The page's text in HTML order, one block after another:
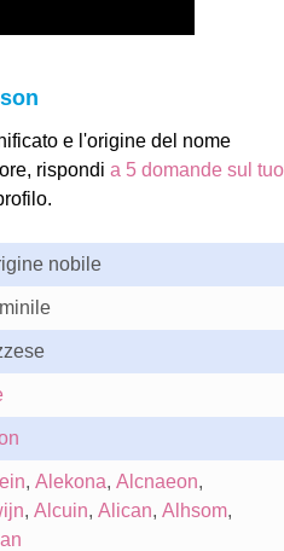
e l'origine del nome
rispondi a 5 domande sul tuo
nobile
, Alekona, Alcnaeon,
, Alcuin, Alican, Alhsom,